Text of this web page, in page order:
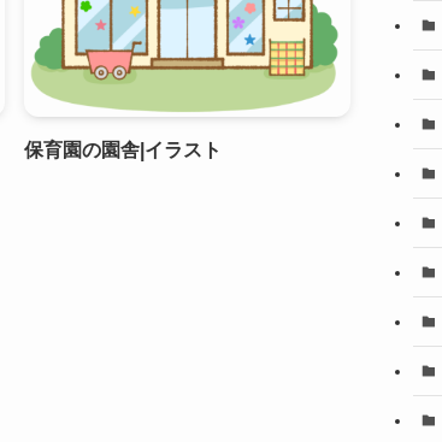
保育園の園舎|イラスト